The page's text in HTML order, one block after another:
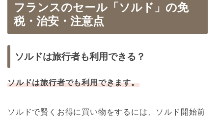
フランスのセール「ソルド」の免
税・治安・注意点
ソルドは旅行者も利用できる？
ソルドは旅行者でも利用できます。
ソルドで賢くお得に買い物をするには、ソルド開始前